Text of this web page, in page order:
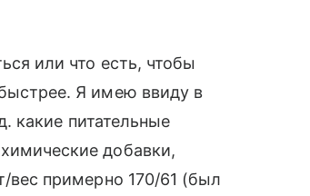
или что есть, чтобы
Я имею ввиду в
какие питательные
добавки,
вес примерно 170/61 (был